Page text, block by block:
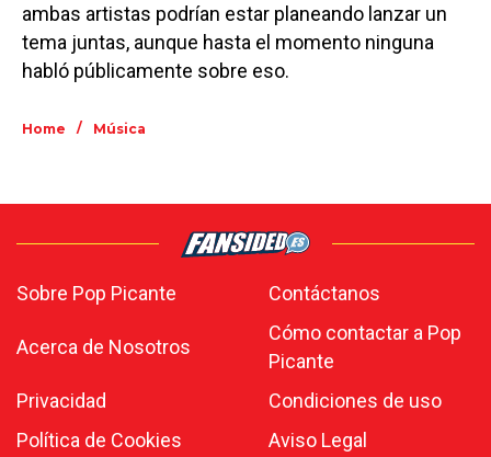
ambas artistas podrían estar planeando lanzar un
tema juntas, aunque hasta el momento ninguna
habló públicamente sobre eso.
Home / Música
Sobre Pop Picante Contáctanos
Acerca de Nosotros
Cómo contactar a Pop
Picante
Privacidad
Condiciones de uso
Política de Cookies
Aviso Legal